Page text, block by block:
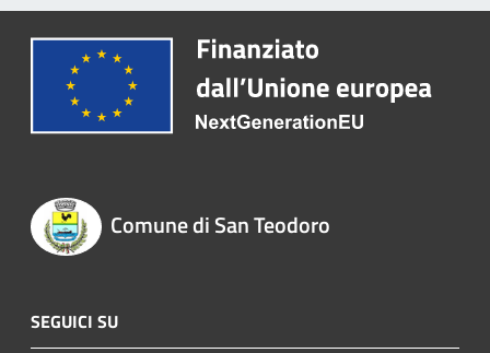
Comune di San Teodoro
SEGUICI SU